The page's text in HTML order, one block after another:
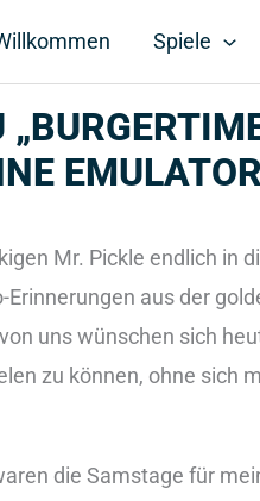
Spiele
EMULATOR
Mr. Pickle endlich in
aus der
uns wünschen sich
zu können, ohne sich
die Samstage für